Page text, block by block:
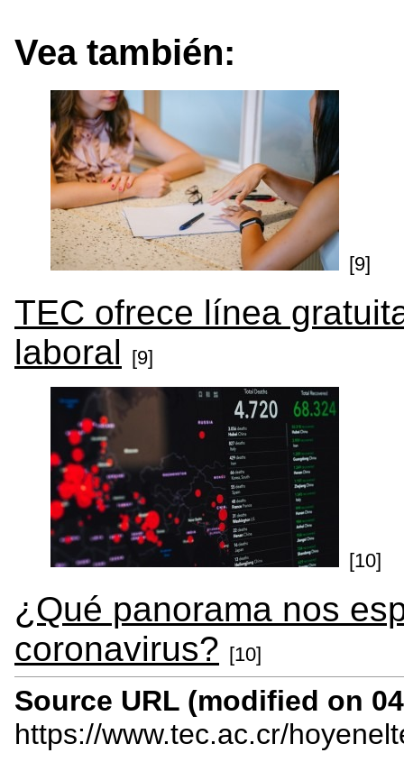
Vea también:
[9]
TEC ofrece línea
laboral
[9]
[10]
¿Qué panorama nos
coronavirus? [10]
Source URL (modified on
https://www.tec.ac.cr/